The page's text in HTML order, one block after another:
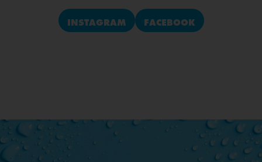
INSTAGRAM FACEBOOK